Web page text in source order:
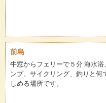
前島
牛窓からフェリーで５分 海水浴
ンプ、サイクリング、釣りと何
しめる場所です。